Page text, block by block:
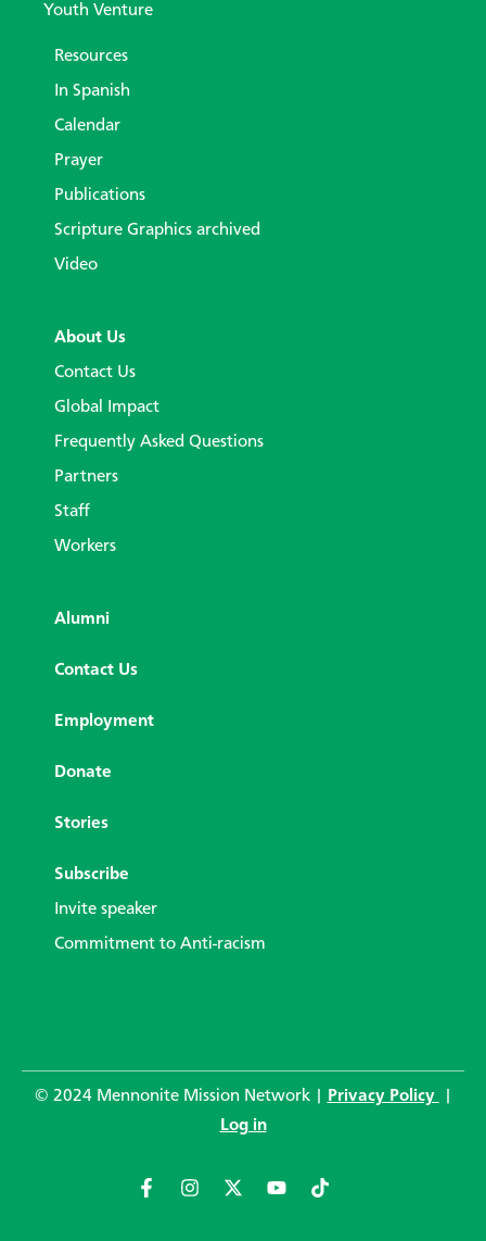
Youth Venture
Resources
In Spanish
Calendar
Prayer
Publications
Scripture Graphics archived
Video
About Us
Contact Us
Global Impact
Frequently Asked Questions
Partners
Staff
Workers
Alumni
Contact Us
Employment
Donate
Stories
Subscribe
Invite speaker
Commitment to Anti-racism
© 2024 Mennonite Mission Network | Privacy Policy
Log in